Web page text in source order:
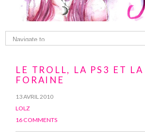
LE TROLL, LA PS3 ET LA
FORAINE
13 AVRIL 2010
LOLZ
16 COMMENTS